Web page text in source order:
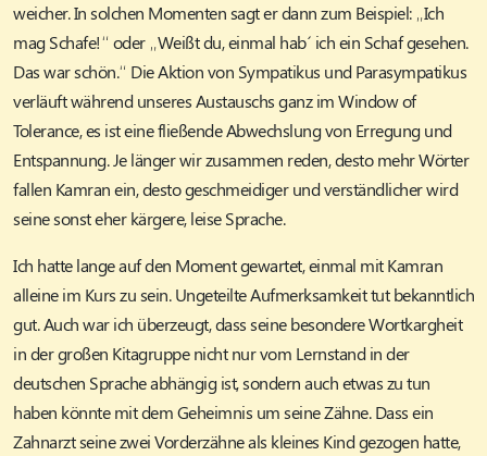
weicher. In solchen Momenten sagt er dann zum Beispiel: „Ich
mag Schafe!“ oder „Weißt du, einmal hab´ ich ein Schaf gesehen.
Das war schön.“ Die Aktion von Sympatikus und Parasympatikus
verläuft während unseres Austauschs ganz im Window of
Tolerance, es ist eine fließende Abwechslung von Erregung und
Entspannung. Je länger wir zusammen reden, desto mehr Wörter
fallen Kamran ein, desto geschmeidiger und verständlicher wird
seine sonst eher kärgere, leise Sprache.
Ich hatte lange auf den Moment gewartet, einmal mit Kamran
alleine im Kurs zu sein. Ungeteilte Aufmerksamkeit tut bekanntlich
gut. Auch war ich überzeugt, dass seine besondere Wortkargheit
in der großen Kitagruppe nicht nur vom Lernstand in der
deutschen Sprache abhängig ist, sondern auch etwas zu tun
haben könnte mit dem Geheimnis um seine Zähne. Dass ein
Zahnarzt seine zwei Vorderzähne als kleines Kind gezogen hatte,